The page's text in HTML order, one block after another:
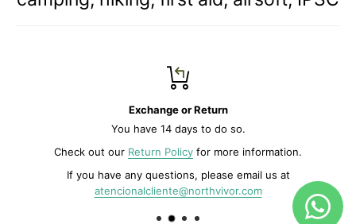
Exchange or Return
You have 14 days to do so.
Check out our Return Policy for more information.
If you have any questions, please email us at
atencionalcliente@northvivor.com